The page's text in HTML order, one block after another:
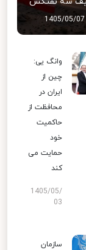
1405/05/
وانگ یی:
چین از
ایران در
محافظت از
حاکمیت
خود
حمایت می
کند
1405/05/
03
سازمان